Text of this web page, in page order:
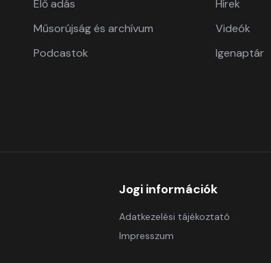
Élő adás
Műsorújság és archívum
Podcastok
Hírek
Videók
Igenaptár
Jogi információk
Adatkezelési tájékoztató
Impresszum